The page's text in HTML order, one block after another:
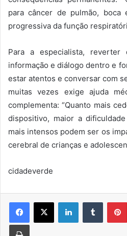
para câncer de pulmão, boca
progressiva da função
Para a especialista, reverter
informação e diálogo dentro e
estar atentos e conversar com
muitas vezes exige ajuda
complementa: “Quanto mais
dispositivo, maior a
mais intensos podem ser os
cerebral de crianças e
cidadeverde
LinkedinTumblr
Imprimir